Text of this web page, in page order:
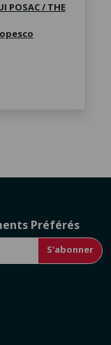
POSAC / THE
Préférés
S'abonner